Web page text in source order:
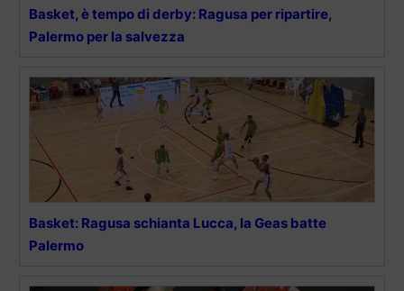
Basket, è tempo di derby: Ragusa per ripartire,
Palermo per la salvezza
Basket: Ragusa schianta Lucca, la Geas batte
Palermo